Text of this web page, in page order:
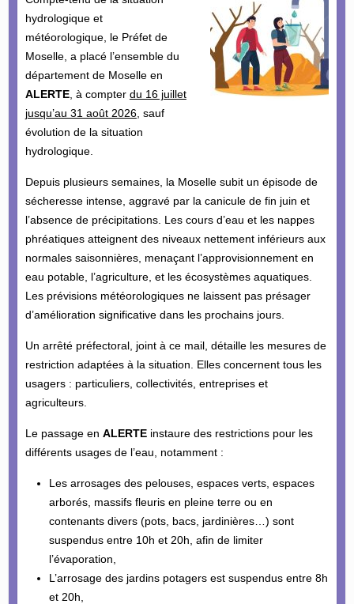
hydrologique et
météorologique, le Préfet de
Moselle, a placé l’ensemble du
département de Moselle en
ALERTE, à compter du 16 juillet
jusqu’au 31 août 2026, sauf
évolution de la situation
hydrologique.
Depuis plusieurs semaines, la Moselle subit un épisode de
sécheresse intense, aggravé par la canicule de fin juin et
l’absence de précipitations. Les cours d’eau et les nappes
phréatiques atteignent des niveaux nettement inférieurs aux
normales saisonnières, menaçant l’approvisionnement en
eau potable, l’agriculture, et les écosystèmes aquatiques.
Les prévisions météorologiques ne laissent pas présager
d’amélioration significative dans les prochains jours.
Un arrêté préfectoral, joint à ce mail, détaille les mesures de
restriction adaptées à la situation. Elles concernent tous les
usagers : particuliers, collectivités, entreprises et
agriculteurs.
Le passage en ALERTE instaure des restrictions pour les
différents usages de l’eau, notamment :
Les arrosages des pelouses, espaces verts, espaces
arborés, massifs fleuris en pleine terre ou en
contenants divers (pots, bacs, jardinières…) sont
suspendus entre 10h et 20h, afin de limiter
l’évaporation,
L’arrosage des jardins potagers est suspendus entre 8h
et 20h,